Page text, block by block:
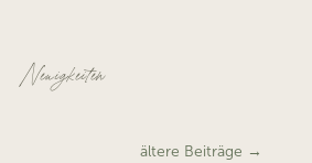
Neuigkeiten
ältere Beiträge →